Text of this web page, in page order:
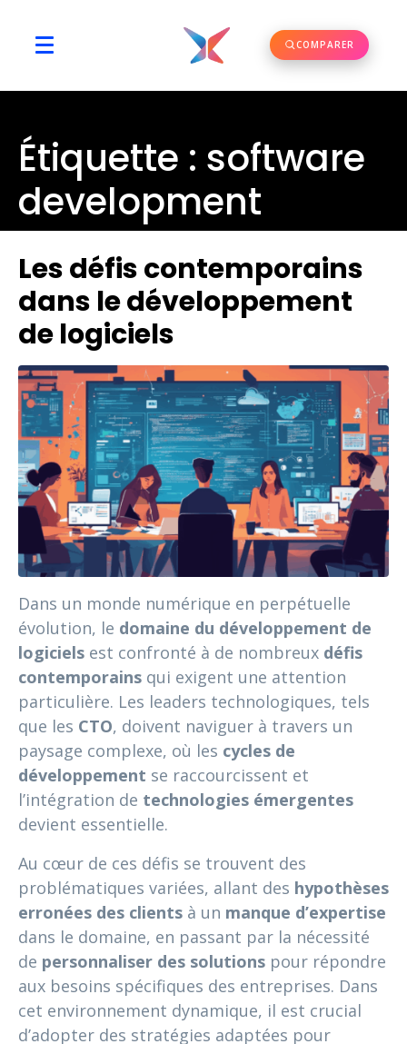
COMPARER
Étiquette : software
development
Les défis contemporains
dans le développement
de logiciels
Dans un monde numérique en perpétuelle
évolution, le domaine du développement de
logiciels est confronté à de nombreux défis
contemporains qui exigent une attention
particulière. Les leaders technologiques, tels
que les CTO, doivent naviguer à travers un
paysage complexe, où les cycles de
développement se raccourcissent et
l’intégration de technologies émergentes
devient essentielle.
Au cœur de ces défis se trouvent des
problématiques variées, allant des hypothèses
erronées des clients à un manque d’expertise
dans le domaine, en passant par la nécessité
de personnaliser des solutions pour répondre
aux besoins spécifiques des entreprises. Dans
cet environnement dynamique, il est crucial
d’adopter des stratégies adaptées pour